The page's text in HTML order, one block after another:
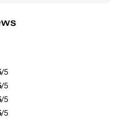
и раскройте новые
/5
/5
/5
/5